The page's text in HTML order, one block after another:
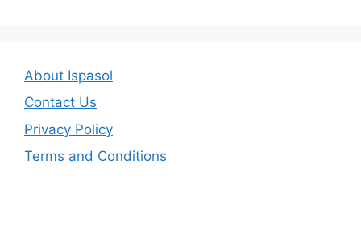
About Ispasol
Contact Us
Privacy Policy
Terms and Conditions